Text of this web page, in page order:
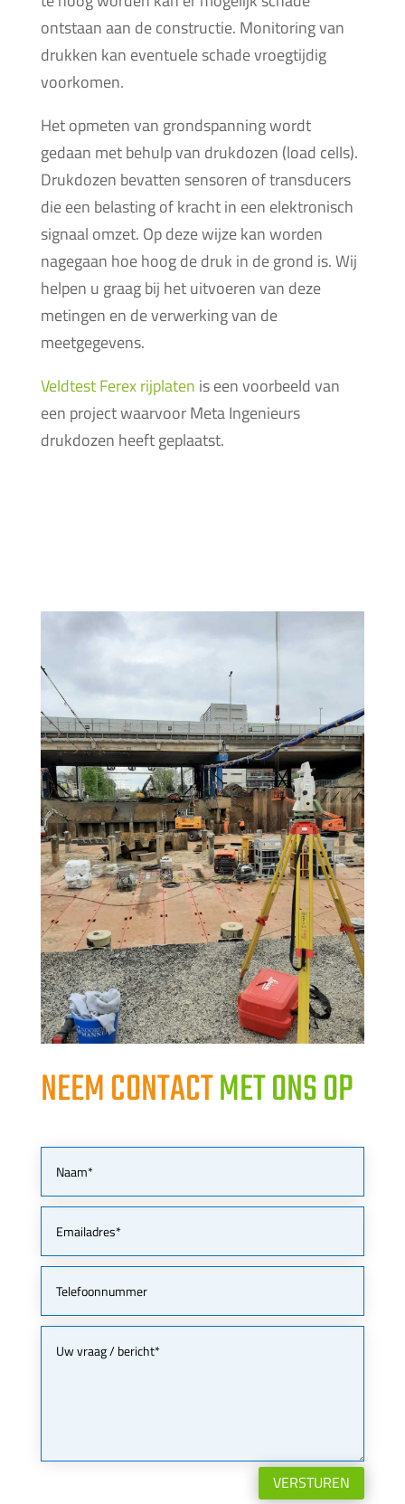
ontstaan aan de constructie. Monitoring van
drukken kan eventuele schade vroegtijdig
voorkomen.
Het opmeten van grondspanning wordt
gedaan met behulp van drukdozen (load cells).
Drukdozen bevatten sensoren of transducers
die een belasting of kracht in een elektronisch
signaal omzet. Op deze wijze kan worden
nagegaan hoe hoog de druk in de grond is. Wij
helpen u graag bij het uitvoeren van deze
metingen en de verwerking van de
meetgegevens.
Veldtest Ferex rijplaten is een voorbeeld van
een project waarvoor Meta Ingenieurs
drukdozen heeft geplaatst.
NEEM CONTACTMET ONS OP
VERSTUREN